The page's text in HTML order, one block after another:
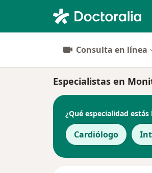
Consulta en línea
Especialistas en
¿Qué especialidad estás
Cardiólogo